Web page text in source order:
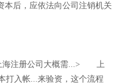
后，应依法向公司注销机关
注册公司大概需...> 上
打入帐...来验资，这个流程